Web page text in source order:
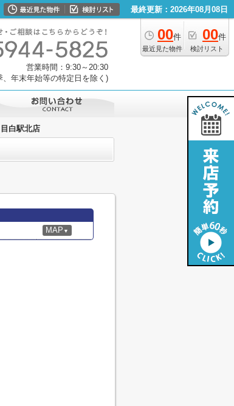
最終更新：2026年08月08日
00件
最近見た物件
00件
検討リスト
営業時間：9:30～20:30
年末年始等の特定日を除く)
白駅北店
MAP ▼